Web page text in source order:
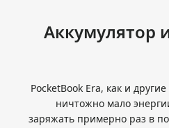
Аккумулятор
PocketBook Era, как и
ничтожно мало
заряжать примерно раз в